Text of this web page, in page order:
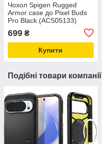
Чохол Spigen Rugged
Armor case до Pixel Buds
Pro Black (ACS05133)
699 ₴
Купити
Подібні товари компанії